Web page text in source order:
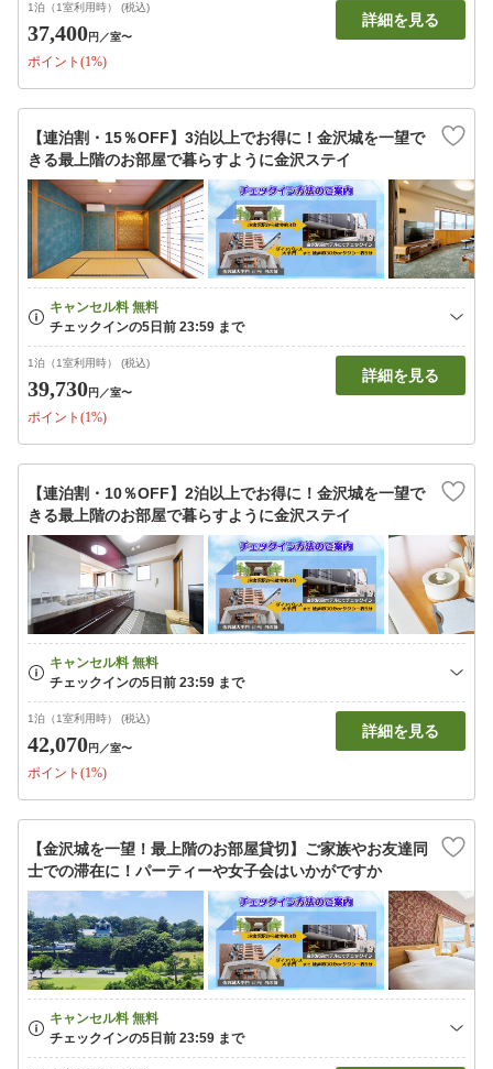
1泊（1室利用時） (税込)
37,400円 ／室〜
ポイント(1%)
詳細を見る
【連泊割・15％OFF】3泊以上でお得に！金沢城を一望で
きる最上階のお部屋で暮らすように金沢ステイ
1泊（1室利用時） (税込)
39,730円 ／室〜
ポイント(1%)
詳細を見る
【連泊割・10％OFF】2泊以上でお得に！金沢城を一望で
きる最上階のお部屋で暮らすように金沢ステイ
1泊（1室利用時） (税込)
42,070円 ／室〜
ポイント(1%)
詳細を見る
【金沢城を一望！最上階のお部屋貸切】ご家族やお友達同
士での滞在に！パーティーや女子会はいかがですか